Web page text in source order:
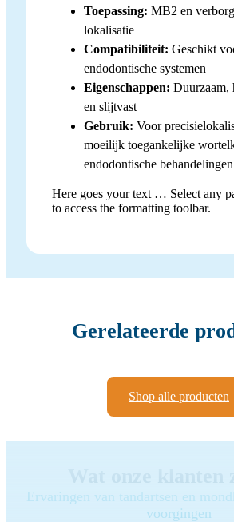
Toepassing: MB2 en
lokalisatie
Compatibiliteit: Geschikt
endodontische systemen
Eigenschappen: Duurzaam,
en slijtvast
Gebruik: Voor
moeilijk toegankelijke
endodontische behandelingen
Here goes your text … Select any
to access the formatting toolbar.
Gerelateerde
Shop alle producten
Ervaringen van tandartsen en
voorgingen